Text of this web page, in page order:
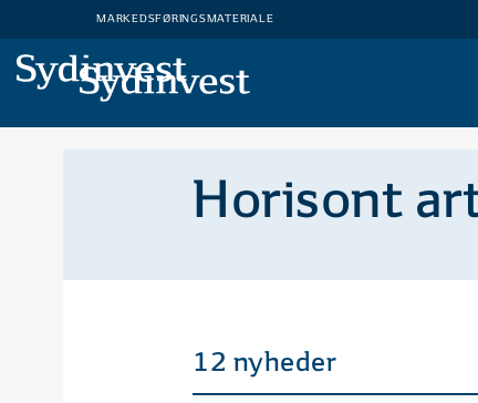
MARKEDSFØRINGSMATERIALE
MARKEDSFØRINGSMATERIALE
Horisont
12 nyheder